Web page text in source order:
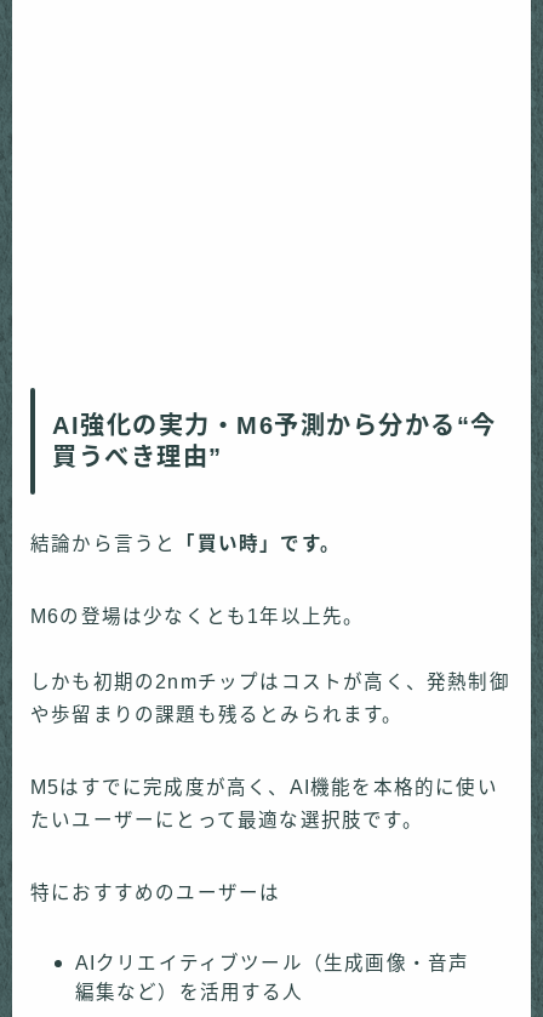
AI強化の実力・M6予測から分かる“今
買うべき理由”
結論から言うと 「買い時」です。
M6の登場は少なくとも1年以上先。
しかも初期の2nmチップはコストが高く、発熱制御
や歩留まりの課題も残るとみられます。
M5はすでに完成度が高く、AI機能を本格的に使い
たいユーザーにとって最適な選択肢です。
特におすすめのユーザーは
AIクリエイティブツール（生成画像・音声
編集など）を活用する人